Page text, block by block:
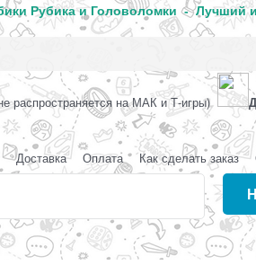
Рубика и Головоломки - Лучший
распространяется на МАК и Т-игры)
Доставка Оплата Как сделать заказ